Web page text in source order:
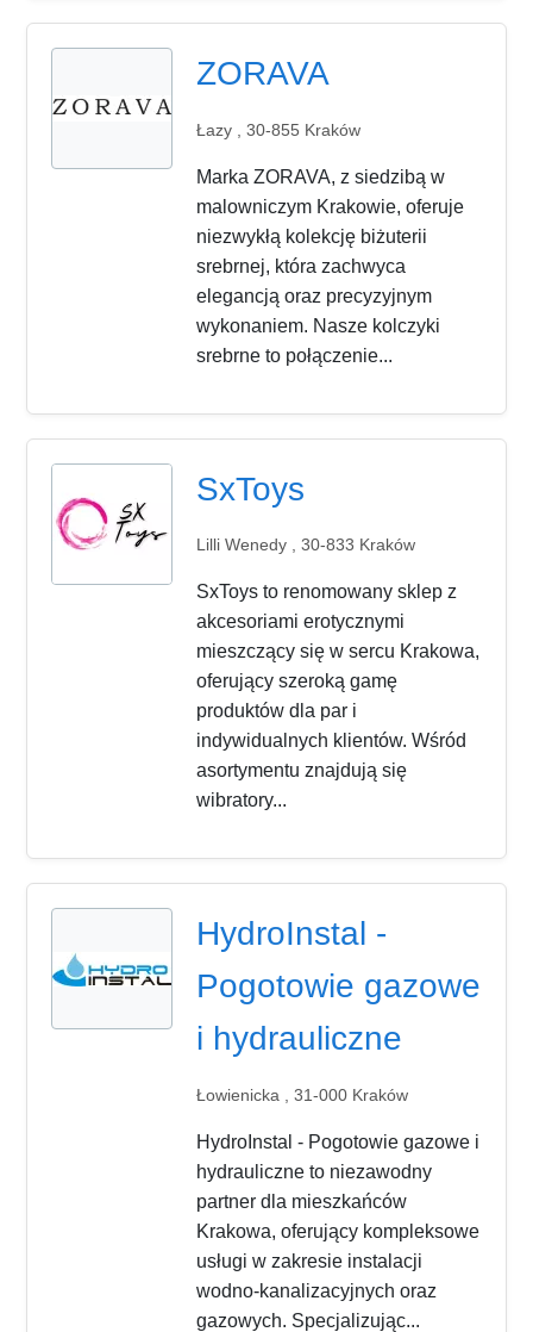
ZORAVA
Łazy , 30-855 Kraków
Marka ZORAVA, z siedzibą w
malowniczym Krakowie, oferuje
niezwykłą kolekcję biżuterii
srebrnej, która zachwyca
elegancją oraz precyzyjnym
wykonaniem. Nasze kolczyki
srebrne to połączenie...
SxToys
Lilli Wenedy , 30-833 Kraków
SxToys to renomowany sklep z
akcesoriami erotycznymi
mieszczący się w sercu Krakowa,
oferujący szeroką gamę
produktów dla par i
indywidualnych klientów. Wśród
asortymentu znajdują się
wibratory...
HydroInstal -
Pogotowie gazowe
i hydrauliczne
Łowienicka , 31-000 Kraków
HydroInstal - Pogotowie gazowe i
hydrauliczne to niezawodny
partner dla mieszkańców
Krakowa, oferujący kompleksowe
usługi w zakresie instalacji
wodno-kanalizacyjnych oraz
gazowych. Specjalizując...